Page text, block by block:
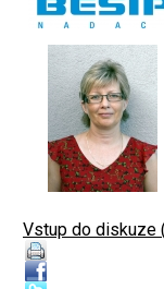
Vstup do diskuze